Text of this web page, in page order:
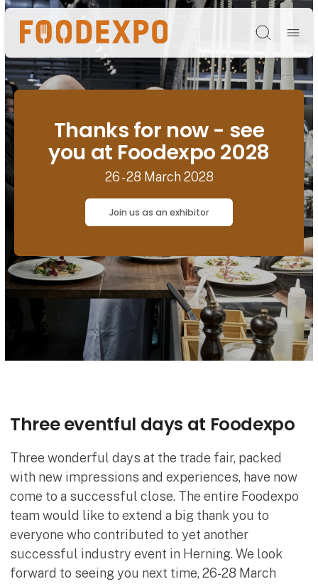
Søg
Thanks for now - see
you at Foodexpo 2028
26 - 28 March 2028
Join us as an exhibitor
Three eventful days at Foodexpo
Three wonderful days at the trade fair, packed
with new impressions and experiences, have now
come to a successful close. The entire Foodexpo
team would like to extend a big thank you to
everyone who contributed to yet another
successful industry event in Herning. We look
forward to seeing you next time, 26-28 March